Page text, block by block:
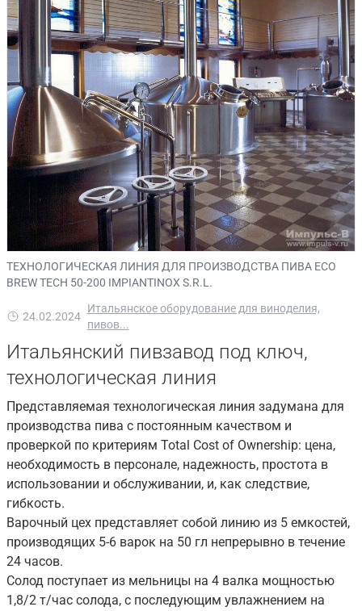
ТЕХНОЛОГИЧЕСКАЯ ЛИНИЯ ДЛЯ ПРОИЗВОДСТВА ПИВА ECO
BREW TECH 50-200 IMPIANTINOX S.R.L.
24.02.2024
Итальянское оборудование для виноделия,
пивов...
Итальянский пивзавод под ключ,
технологическая линия
Представляемая технологическая линия задумана для
производства пива с постоянным качеством и
проверкой по критериям Total Cost of Ownership: цена,
необходимость в персонале, надежность, простота в
использовании и обслуживании, и, как следствие,
гибкость.
Варочный цех представляет собой линию из 5 емкостей,
производящих 5-6 варок на 50 гл непрерывно в течение
24 часов.
Солод поступает из мельницы на 4 валка мощностью
1,8/2 т/час солода, с последующим увлажнением на